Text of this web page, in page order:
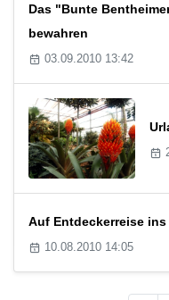
Das "Bunte
bewahren
03.09.2010 13:42
Auf Entdeckerreise ins
10.08.2010 14:05